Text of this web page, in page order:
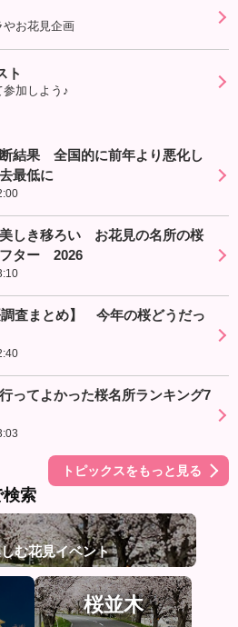
やお花見企画
ト
加しよう♪
結果 全国的に前年より悪化し
最低に
美しき移ろい お花見の名所の桜
フター 2026
調査まとめ】 今年の桜どうだっ
ってよかった桜名所ランキング7
トピックスをもっと見る
検索
む花見イベント
桜並木